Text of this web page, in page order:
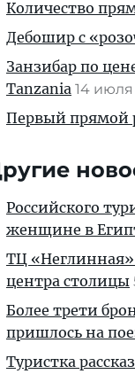
Количество
Дебошир с
Занзибар по
Tanzania 14 июля
Первый прямой
Российского
женщине в
ТЦ «Неглинная»
центра столицы
Более трети
пришлось на
Туристка